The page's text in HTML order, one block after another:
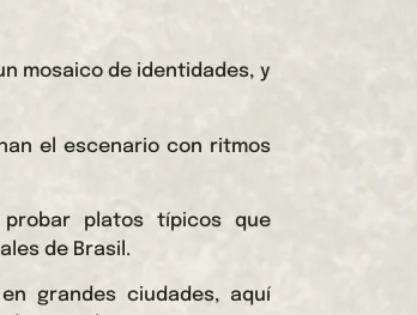
mosaico de identidades, y
el escenario con ritmos
probar platos típicos que
de Brasil.
grandes ciudades, aquí